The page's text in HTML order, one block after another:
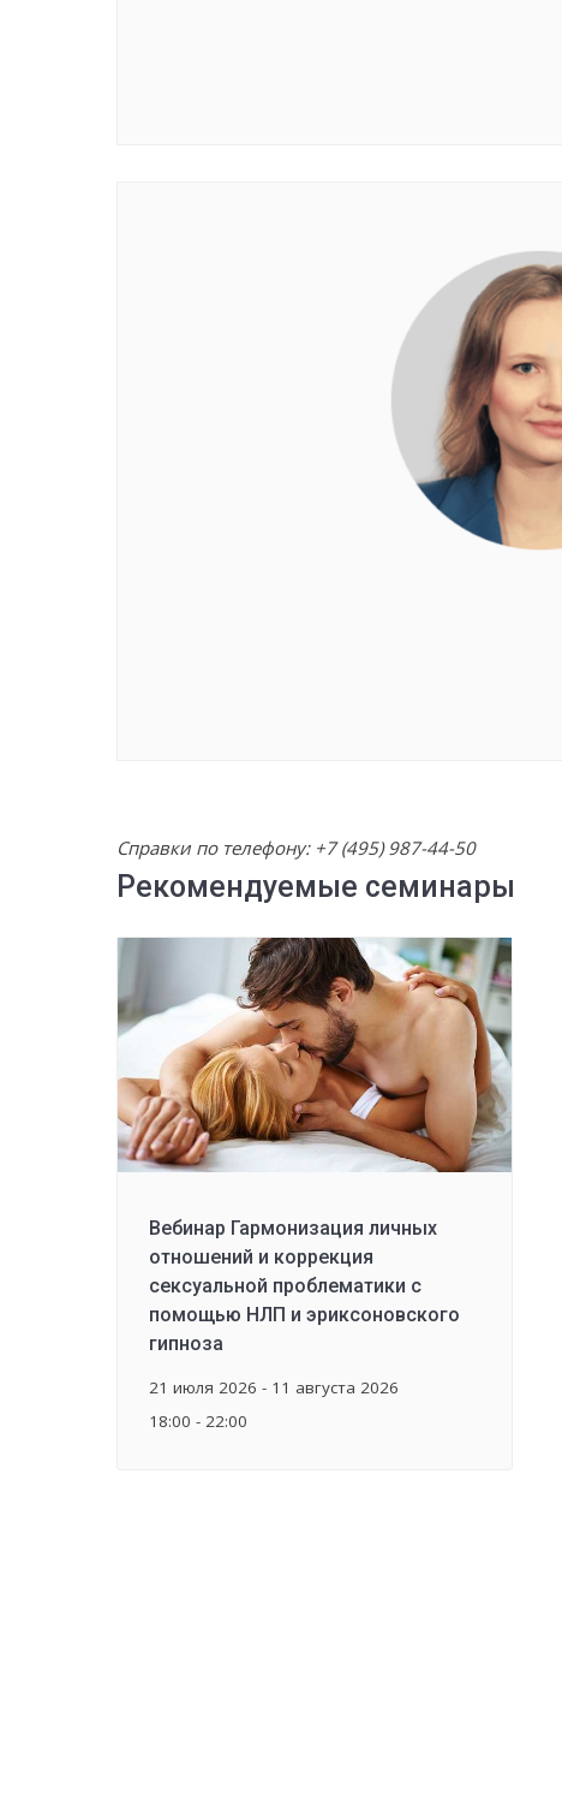
Справки по телефону: +7 (495) 987-44-50
Рекомендуемые семинары
Вебинар Гармонизация личных
отношений и коррекция
сексуальной проблематики с
помощью НЛП и эриксоновского
гипноза
21 июля 2026 - 11 августа 2026
18:00 - 22:00